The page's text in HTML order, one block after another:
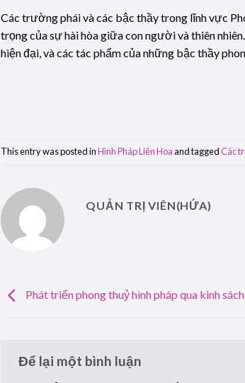
Các trường phái và các bậc thầy trong lĩnh vực
trọng của sự hài hòa giữa con người và thiên
hiện đại, và các tác phẩm của những bậc thầy
This entry was posted inHình Pháp Liên Hoaand taggedCác
QUẢN TRỊ VIÊN(HỨA)
Phát triển phong thuỷ hình pháp qua kinh
Để lại một bình luận